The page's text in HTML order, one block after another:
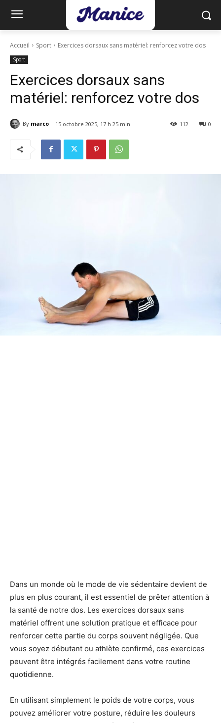
Accueil Sport Exercices dorsaux sans matériel: renforcez votre dos
Sport
Exercices dorsaux sans
matériel: renforcez votre dos
By marco 15 octobre 2025, 17 h 25 min 0
112
Dans un monde où le mode de vie sédentaire devient de
plus en plus courant, il est essentiel de prêter attention à
la santé de notre dos. Les exercices dorsaux sans
matériel offrent une solution pratique et efficace pour
renforcer cette partie du corps souvent négligée. Que
vous soyez débutant ou athlète confirmé, ces exercices
peuvent être intégrés facilement dans votre routine
quotidienne.
En utilisant simplement le poids de votre corps, vous
pouvez améliorer votre posture, réduire les douleurs